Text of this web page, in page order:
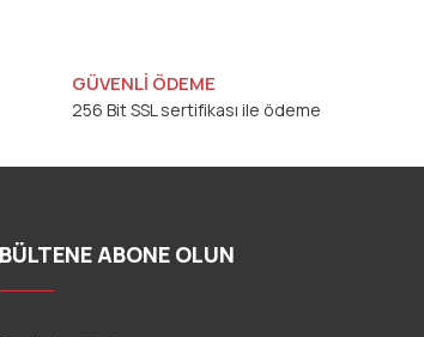
GÜVENLİ ÖDEME
256 Bit SSL sertifikası ile ödeme
BÜLTENE ABONE OLUN